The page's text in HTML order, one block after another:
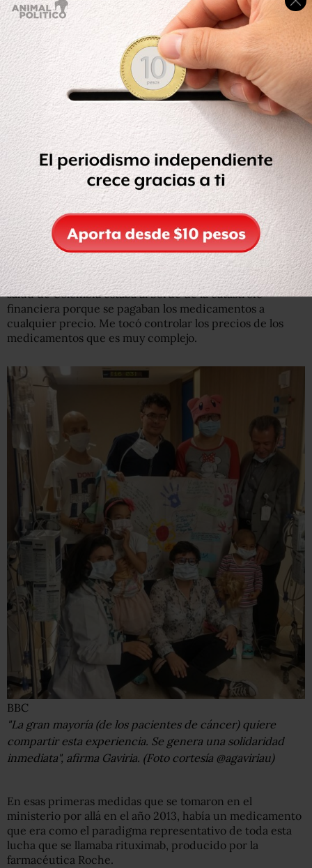
Esperé el diagnostico claro y al final decidí quedarme
para también estar ocupado. Aunque muchas veces me
pregunté durante este tiempo si me excedí con esa
decisión.
Durante su gestión usted había dado duras batallas por
sacar adelante ciertas políticas que de una u otra
manera tienen una relación directa con su
enfermedad…
En este tema es justo donde vienen las conexiones
extrañas con mi enfermedad, con mi cáncer.
Empiezo con la primera. Una de las tareas más difíciles
que me tocó a mí en el ministerio desde el comienzo fue
ponerle orden al desorden de los medicamentos. Por
razones de un mal diseño institucional el sistema de
salud de Colombia estaba al borde de la catástrofe
financiera porque se pagaban los medicamentos a
cualquier precio. Me tocó controlar los precios de los
medicamentos que es muy complejo.
BBC
"La gran mayoría (de los pacientes de cáncer) quiere
compartir esta experiencia. Se genera una solidaridad
inmediata", afirma Gaviria. (Foto cortesía @agaviriau)
En esas primeras medidas que se tomaron en el
ministerio por allá en el año 2013, había un medicamento
que era como el paradigma representativo de toda esta
lucha que se llamaba rituximab, producido por la
farmacéutica Roche.